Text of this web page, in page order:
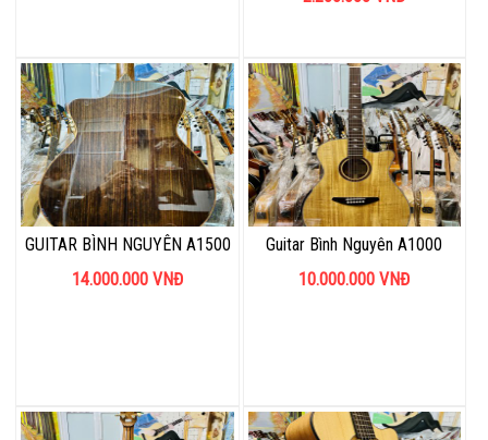
GUITAR BÌNH NGUYÊN A1500
14.000.000 VNĐ
Guitar Bình Nguyên A1000
10.000.000 VNĐ